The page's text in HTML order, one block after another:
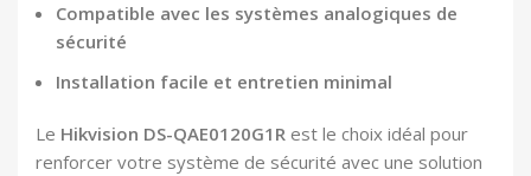
Compatible avec les systèmes analogiques de
sécurité
Installation facile et entretien minimal
Le Hikvision DS-QAE0120G1R est le choix idéal pour
renforcer votre système de sécurité avec une solution